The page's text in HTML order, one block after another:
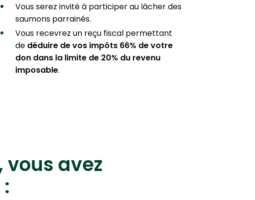
Vous serez invité à participer au lâcher des
saumons parrainés.
Vous recevrez un reçu fiscal permettant
de déduire de vos impôts 66% de votre
don dans la limite de 20% du revenu
imposable.
avez